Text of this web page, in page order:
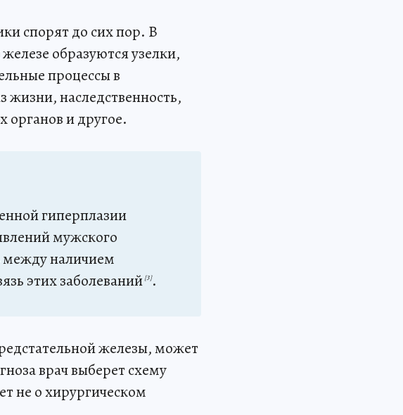
спорят до сих пор. В
образуются узелки,
процессы в
наследственность,
и другое.
гиперплазии
мужского
между наличием
этих заболеваний [3].
железы, может
врач выберет схему
не о хирургическом